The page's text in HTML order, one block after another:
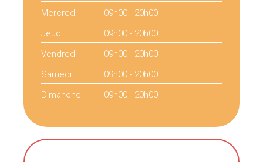
Mercredi
09h00 - 20h00
Jeudi
09h00 - 20h00
Vendredi
09h00 - 20h00
Samedi
09h00 - 20h00
Dimanche
09h00 - 20h00